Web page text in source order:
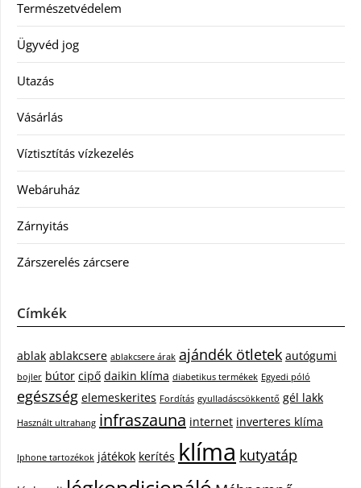
Természetvédelem
Ügyvéd jog
Utazás
Vásárlás
Víztisztítás vízkezelés
Webáruház
Zárnyitás
Zárszerelés zárcsere
Címkék
ablak ablakcsere ablakcsere árak ajándék ötletek autógumi
bojler bútor cipő daikin klíma diabetikus termékek Egyedi póló
egészség elemeskerites Fordítás gyulladáscsökkentő gél lakk
Használt ultrahang infraszauna internet inverteres klíma
Iphone tartozékok játékok kerítés klíma kutyatáp